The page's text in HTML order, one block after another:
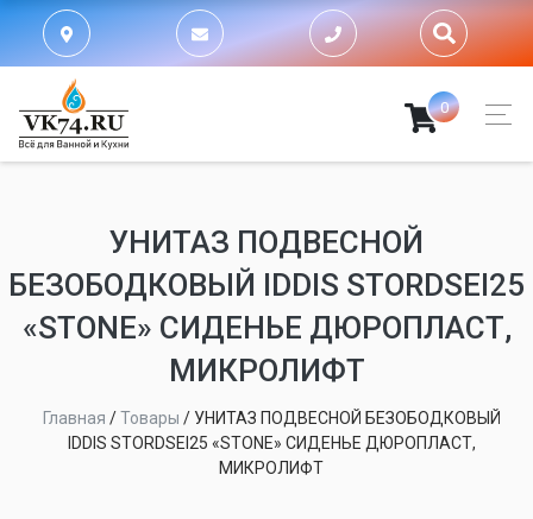
0
УНИТАЗ ПОДВЕСНОЙ
БЕЗОБОДКОВЫЙ IDDIS STORDSEI25
«STONE» СИДЕНЬЕ ДЮРОПЛАСТ,
МИКРОЛИФТ
Главная /Товары / УНИТАЗ ПОДВЕСНОЙ БЕЗОБОДКОВЫЙ
IDDIS STORDSEI25 «STONE» СИДЕНЬЕ ДЮРОПЛАСТ,
МИКРОЛИФТ